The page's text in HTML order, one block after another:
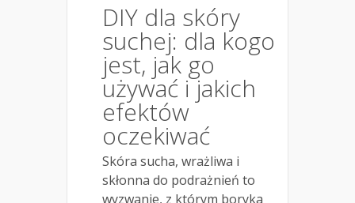
DIY dla skóry
suchej: dla kogo
jest, jak go
używać i jakich
efektów
oczekiwać
Skóra sucha, wrażliwa i
skłonna do podrażnień to
wyzwanie, z którym boryka